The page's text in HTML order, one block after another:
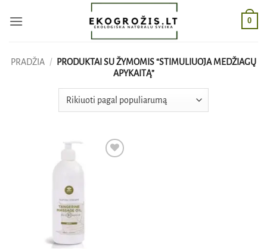
0
PRADŽIA /
PRODUKTAI SU ŽYMOMIS “STIMULIUOJA MEDŽIAGŲ
APYKAITĄ”